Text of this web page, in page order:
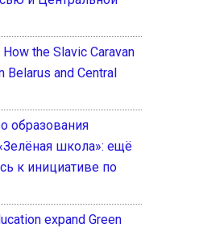
the Slavic Caravan
Belarus and Central
образования
школа»: ещё
к инициативе по
expand Green